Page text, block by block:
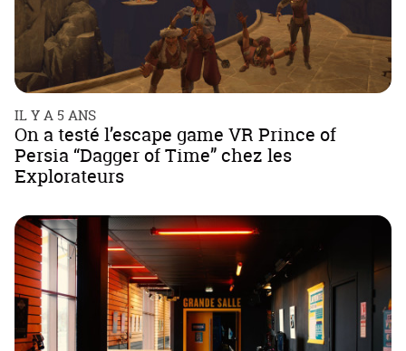
IL Y A 5 ANS
On a testé l’escape game VR Prince of
Persia “Dagger of Time” chez les
Explorateurs